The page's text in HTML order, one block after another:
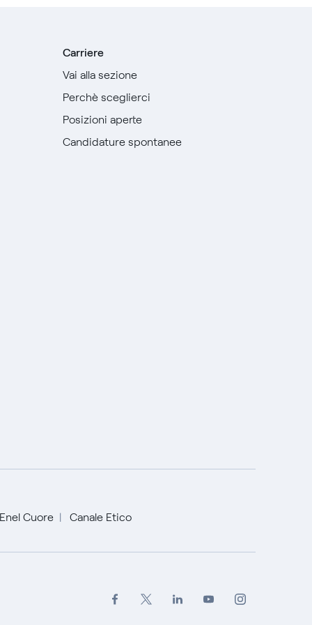
Carriere
Vai alla sezione
Perchè sceglierci
Posizioni aperte
Candidature spontanee
Enel Cuore Canale Etico